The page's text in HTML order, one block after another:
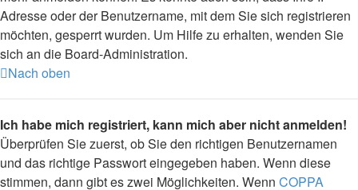
Adresse oder der Benutzername, mit dem Sie sich registrieren
möchten, gesperrt wurden. Um Hilfe zu erhalten, wenden Sie
sich an die Board-Administration.
Nach oben
Ich habe mich registriert, kann mich aber nicht anmelden!
Überprüfen Sie zuerst, ob Sie den richtigen Benutzernamen
und das richtige Passwort eingegeben haben. Wenn diese
stimmen, dann gibt es zwei Möglichkeiten. Wenn COPPA